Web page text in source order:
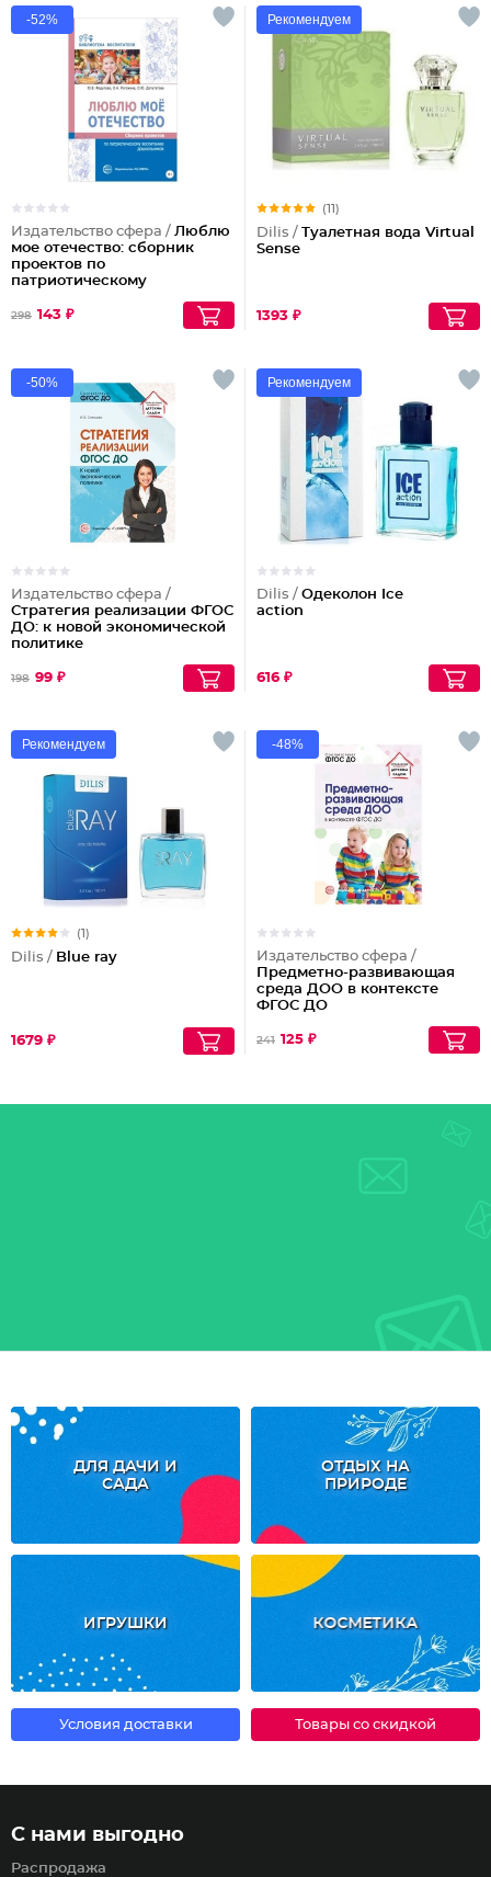
-52%
Издательство сфера / Люблю
мое отечество: сборник
проектов по
патриотическому
дошкольников
298 143 ₽
Рекомендуем
(11)
Dilis / Туалетная вода Virtual
Sense
1393 ₽
-50%
Издательство сфера /
Стратегия реализации ФГОС
ДО: к новой экономической
политике
198 99 ₽
Рекомендуем
Dilis / Одеколон Ice
action
616 ₽
Рекомендуем
(1)
Dilis / Blue ray
1679 ₽
-48%
Издательство сфера /
Предметно-развивающая
среда ДОО в контексте
ФГОС ДО
241 125 ₽
ДЛЯ ДАЧИ И
САДА
ОТДЫХ НА
ПРИРОДЕ
ИГРУШКИ КОСМЕТИКА
Условия доставки Товары со скидкой
С нами выгодно
Распродажа